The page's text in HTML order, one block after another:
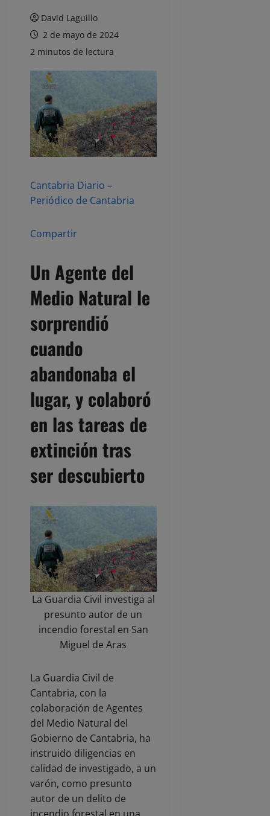
David Laguillo
2 de mayo de 2024
2 minutos de lectura
Cantabria Diario –
Periódico de Cantabria
Compartir
Un Agente del
Medio Natural le
sorprendió
cuando
abandonaba el
lugar, y colaboró
en las tareas de
extinción tras
ser descubierto
La Guardia Civil investiga al
presunto autor de un
incendio forestal en San
Miguel de Aras
La Guardia Civil de
Cantabria, con la
colaboración de Agentes
del Medio Natural del
Gobierno de Cantabria, ha
instruido diligencias en
calidad de investigado, a un
varón, como presunto
autor de un delito de